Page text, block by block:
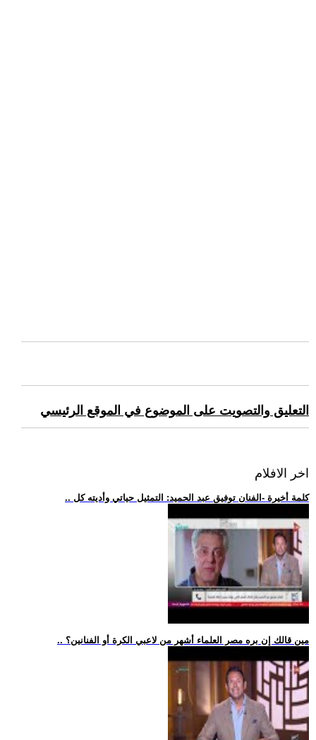
التعليق والتصويت على الموضوع في الموقع الرئيسي
اخر الافلام
.. كلمة أخيرة -الفنان توفيق عبد الحميد: التمثيل حياتي وأديته كل
.. مين قالك إن بره مصر العلماء أشهر من لاعبي الكرة أو الفنانين؟